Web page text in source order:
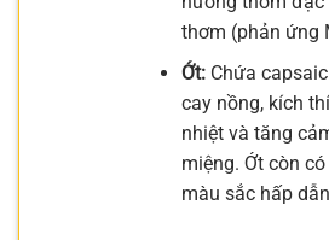
thơm (phản ứng
Ớt:Chứa
cay nồng, kích
nhiệt và tăng
miệng. Ớt còn
màu sắc hấp